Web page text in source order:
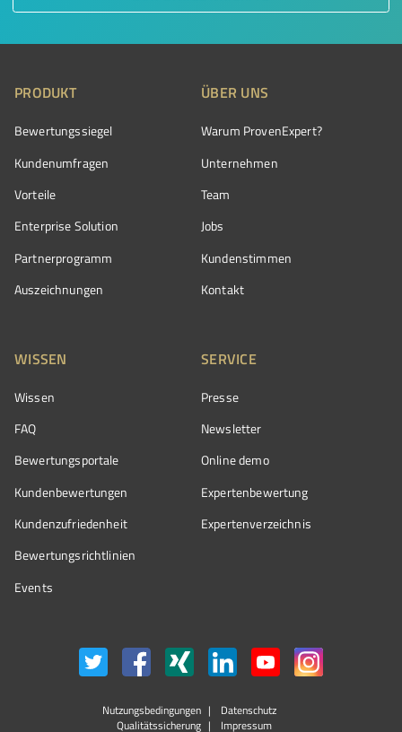
PRODUKT
Bewertungssiegel
Kundenumfragen
Vorteile
Enterprise Solution
Partnerprogramm
Auszeichnungen
ÜBER UNS
Warum ProvenExpert?
Unternehmen
Team
Jobs
Kundenstimmen
Kontakt
WISSEN
Wissen
FAQ
Bewertungsportale
Kundenbewertungen
Kundenzufriedenheit
Bewertungs­richtlinien
Events
SERVICE
Presse
Newsletter
Online demo
Expertenbewertung
Expertenverzeichnis
Nutzungsbedingungen
Datenschutz
Qualitätssicherung
Impressum